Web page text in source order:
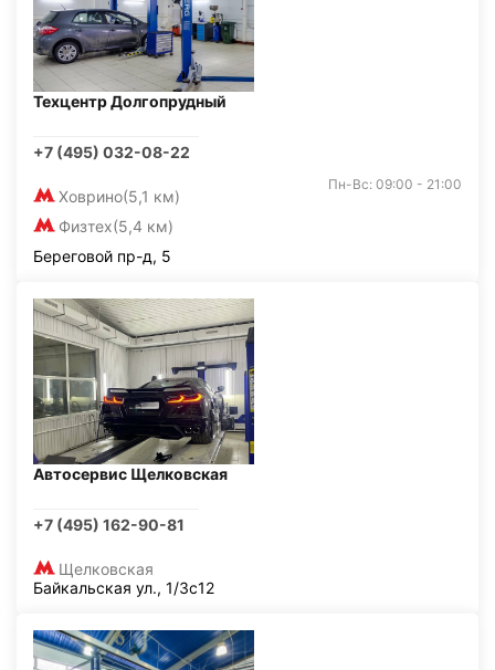
Техцентр Долгопрудный
+7 (495) 032-08-22
Ховрино(5,1 км)
Физтех(5,4 км)
Пн-Вс: 09:00 - 21:00
Береговой пр-д, 5
Автосервис Щелковская
+7 (495) 162-90-81
Щелковская
Байкальская ул., 1/3с12